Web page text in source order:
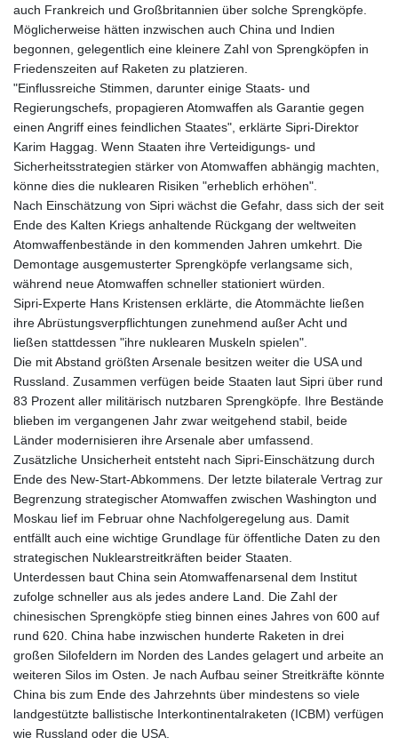
auch Frankreich und Großbritannien über solche Sprengköpfe.
Möglicherweise hätten inzwischen auch China und Indien
begonnen, gelegentlich eine kleinere Zahl von Sprengköpfen in
Friedenszeiten auf Raketen zu platzieren.
"Einflussreiche Stimmen, darunter einige Staats- und
Regierungschefs, propagieren Atomwaffen als Garantie gegen
einen Angriff eines feindlichen Staates", erklärte Sipri-Direktor
Karim Haggag. Wenn Staaten ihre Verteidigungs- und
Sicherheitsstrategien stärker von Atomwaffen abhängig machten,
könne dies die nuklearen Risiken "erheblich erhöhen".
Nach Einschätzung von Sipri wächst die Gefahr, dass sich der seit
Ende des Kalten Kriegs anhaltende Rückgang der weltweiten
Atomwaffenbestände in den kommenden Jahren umkehrt. Die
Demontage ausgemusterter Sprengköpfe verlangsame sich,
während neue Atomwaffen schneller stationiert würden.
Sipri-Experte Hans Kristensen erklärte, die Atommächte ließen
ihre Abrüstungsverpflichtungen zunehmend außer Acht und
ließen stattdessen "ihre nuklearen Muskeln spielen".
Die mit Abstand größten Arsenale besitzen weiter die USA und
Russland. Zusammen verfügen beide Staaten laut Sipri über rund
83 Prozent aller militärisch nutzbaren Sprengköpfe. Ihre Bestände
blieben im vergangenen Jahr zwar weitgehend stabil, beide
Länder modernisieren ihre Arsenale aber umfassend.
Zusätzliche Unsicherheit entsteht nach Sipri-Einschätzung durch
Ende des New-Start-Abkommens. Der letzte bilaterale Vertrag zur
Begrenzung strategischer Atomwaffen zwischen Washington und
Moskau lief im Februar ohne Nachfolgeregelung aus. Damit
entfällt auch eine wichtige Grundlage für öffentliche Daten zu den
strategischen Nuklearstreitkräften beider Staaten.
Unterdessen baut China sein Atomwaffenarsenal dem Institut
zufolge schneller aus als jedes andere Land. Die Zahl der
chinesischen Sprengköpfe stieg binnen eines Jahres von 600 auf
rund 620. China habe inzwischen hunderte Raketen in drei
großen Silofeldern im Norden des Landes gelagert und arbeite an
weiteren Silos im Osten. Je nach Aufbau seiner Streitkräfte könnte
China bis zum Ende des Jahrzehnts über mindestens so viele
landgestützte ballistische Interkontinentalraketen (ICBM) verfügen
wie Russland oder die USA.